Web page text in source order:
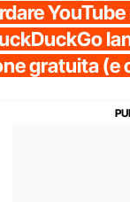
gratuita (e